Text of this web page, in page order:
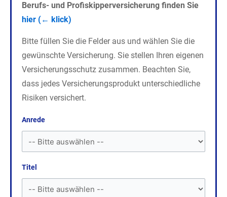
Berufs- und Profiskipperversicherung finden Sie
hier (← klick)
Bitte füllen Sie die Felder aus und wählen Sie die
gewünschte Versicherung. Sie stellen Ihren eigenen
Versicherungsschutz zusammen. Beachten Sie,
dass jedes Versicherungsprodukt unterschiedliche
Risiken versichert.
Anrede
Titel